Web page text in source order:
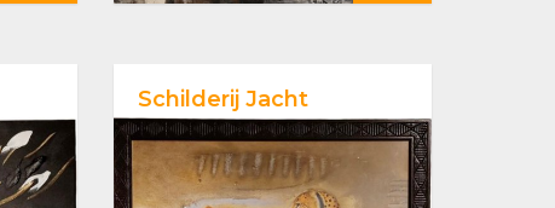
Schilderij Jacht